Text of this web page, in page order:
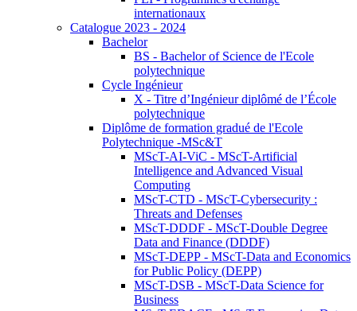
internationaux
Catalogue 2023 - 2024
Bachelor
BS - Bachelor of Science de l'Ecole
polytechnique
Cycle Ingénieur
X - Titre d’Ingénieur diplômé de l’École
polytechnique
Diplôme de formation gradué de l'Ecole
Polytechnique -MSc&T
MScT-AI-ViC - MScT-Artificial
Intelligence and Advanced Visual
Computing
MScT-CTD - MScT-Cybersecurity :
Threats and Defenses
MScT-DDDF - MScT-Double Degree
Data and Finance (DDDF)
MScT-DEPP - MScT-Data and Economics
for Public Policy (DEPP)
MScT-DSB - MScT-Data Science for
Business